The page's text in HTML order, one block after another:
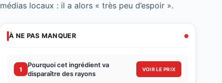
médias locaux : il a alors « très peu d’espoir ».
À NE PAS MANQUER
1
Pourquoi cet ingrédient va
disparaître des rayons
VOIR LE PRIX